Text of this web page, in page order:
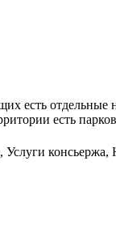
есть
есть
Услуги